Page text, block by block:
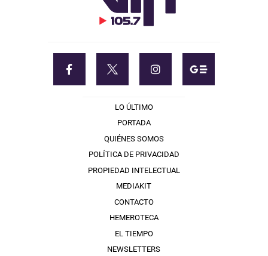
LO ÚLTIMO
PORTADA
QUIÉNES SOMOS
POLÍTICA DE PRIVACIDAD
PROPIEDAD INTELECTUAL
MEDIAKIT
CONTACTO
HEMEROTECA
EL TIEMPO
NEWSLETTERS